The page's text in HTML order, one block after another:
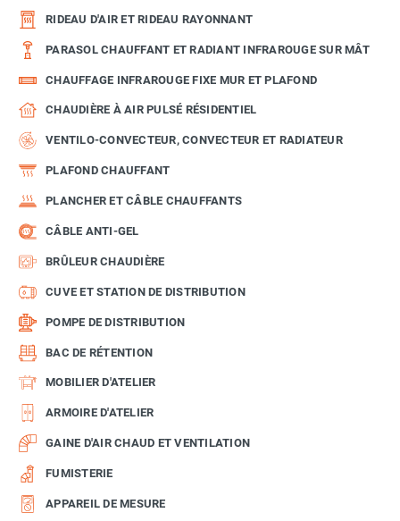
RIDEAU D'AIR ET RIDEAU RAYONNANT
PARASOL CHAUFFANT ET RADIANT INFRAROUGE SUR MÂT
CHAUFFAGE INFRAROUGE FIXE MUR ET PLAFOND
CHAUDIÈRE À AIR PULSÉ RÉSIDENTIEL
VENTILO-CONVECTEUR, CONVECTEUR ET RADIATEUR
PLAFOND CHAUFFANT
PLANCHER ET CÂBLE CHAUFFANTS
CÂBLE ANTI-GEL
BRÛLEUR CHAUDIÈRE
CUVE ET STATION DE DISTRIBUTION
POMPE DE DISTRIBUTION
BAC DE RÉTENTION
MOBILIER D'ATELIER
ARMOIRE D'ATELIER
GAINE D'AIR CHAUD ET VENTILATION
FUMISTERIE
APPAREIL DE MESURE